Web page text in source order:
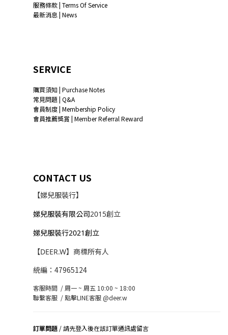
服務條款 | Terms Of Service
最新消息 | News
SERVICE
購買須知 | Purchase Notes
常見問題 | Q&A
會員制度 | Membership Policy
會員推薦獎賞 | Member Referral Reward
CONTACT US
【娣兒服裝行】
娣兒服裝有限公司2015創立
娣兒服裝行2021創立
【DEER.W】商標所有人
統編：47965124
客服時間 / 周一 ~ 周五 10:00 ~ 18:00
聯繫客服 /點擊LINE客服 @deer.w
訂單問題 / 請先登入後在該訂單通訊處留言